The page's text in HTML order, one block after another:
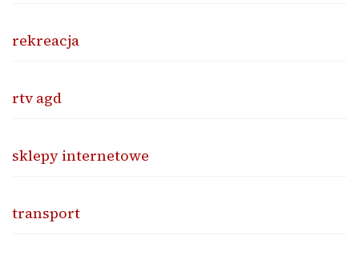
rekreacja
rtv agd
sklepy internetowe
transport